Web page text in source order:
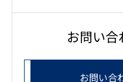
お問い合
お問い合